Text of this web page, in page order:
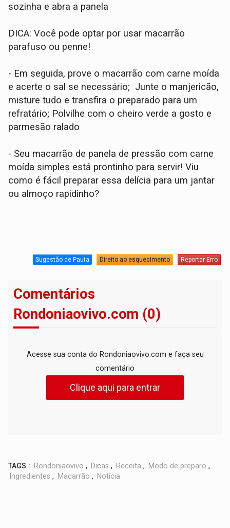
sozinha e abra a panela
DICA: Você pode optar por usar macarrão
parafuso ou penne!
- Em seguida, prove o macarrão com carne moída
e acerte o sal se necessário; Junte o manjericão,
misture tudo e transfira o preparado para um
refratário; Polvilhe com o cheiro verde a gosto e
parmesão ralado
- Seu macarrão de panela de pressão com carne
moída simples está prontinho para servir! Viu
como é fácil preparar essa delícia para um jantar
ou almoço rapidinho?
Sugestão de Pauta Direito ao esquecimento Reportar Erro
Comentários
Rondoniaovivo.com (0)
Acesse sua conta do Rondoniaovivo.com e faça seu
comentário
Clique aqui para entrar
TAGS : Rondoniaovivo , Dicas , Receita , Modo de preparo ,
Ingredientes , Macarrão , Notícia